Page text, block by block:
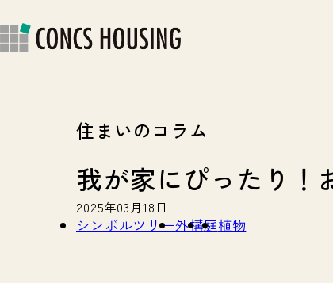
住まいのコラム
我が家にぴったり！
2025年03月18日
シンボルツリー外構庭植物